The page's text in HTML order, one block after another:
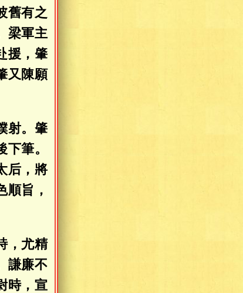
舊有之
梁軍主
援，肇
又陳願
射。肇
筆。
后，將
順旨，
，尤精
謙廉不
時，宣